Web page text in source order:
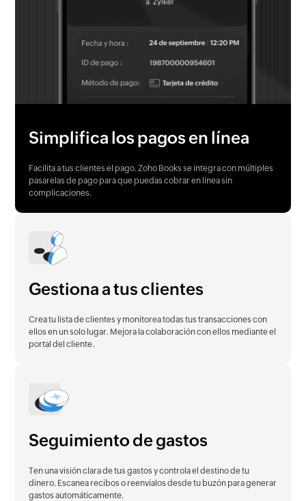
Simplifica los pagos en línea
Facilita a tus clientes el pago. Zoho Books se integra con múltiples
pasarelas de pago para que puedas cobrar en línea sin
complicaciones.
Gestiona a tus clientes
Crea tu lista de clientes y monitorea todas tus transacciones con
ellos en un solo lugar. Mejora la colaboración con ellos mediante el
portal del cliente.
Seguimiento de gastos
Ten una visión clara de tus gastos y controla el destino de tu
dinero. Escanea recibos o reenvíalos desde tu buzón para generar
gastos automáticamente.